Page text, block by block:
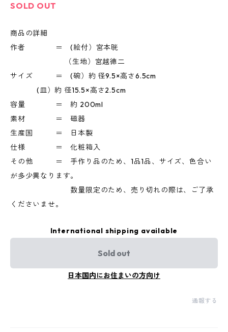
SOLD OUT
商品の詳細
作者 ＝ (絵付）宮本晄
（生地）宮越徳二
サイズ ＝ (碗）約 径9.5×高さ6.5cm
(皿）約 径15.5×高さ2.5cm
容量 ＝ 約 200ml
素材 ＝ 磁器
生産国 ＝ 日本製
仕様 ＝ 化粧箱入
その他 ＝ 手作り品のため、1品1品、サイズ、色合い
が多少異なります。
数量限定のため、売り切れの際は、ご了承
くださいませ。
International shipping available
Sold out
日本国内にお住まいの方向け
通報する